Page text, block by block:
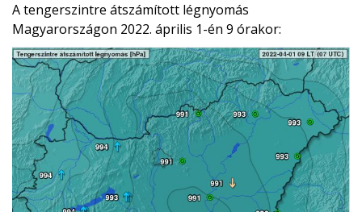
A tengerszintre átszámított légnyomás
Magyarországon 2022. április 1-én 9 órakor: